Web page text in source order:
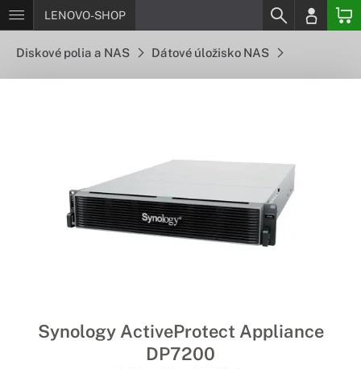
LENOVO-SHOP
Diskové polia a NAS Dátové úložisko NAS
Synology ActiveProtect Appliance
DP7200